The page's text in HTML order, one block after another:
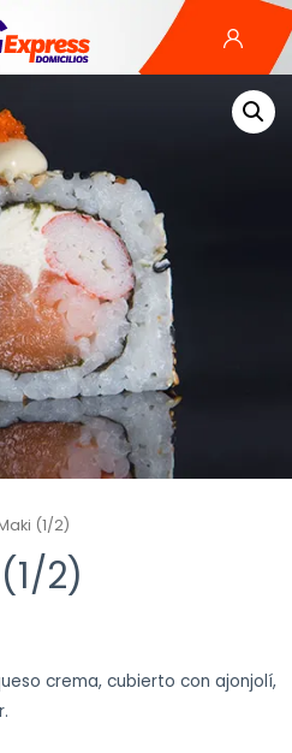
(1/2)
2)
crema, cubierto con ajonjolí,